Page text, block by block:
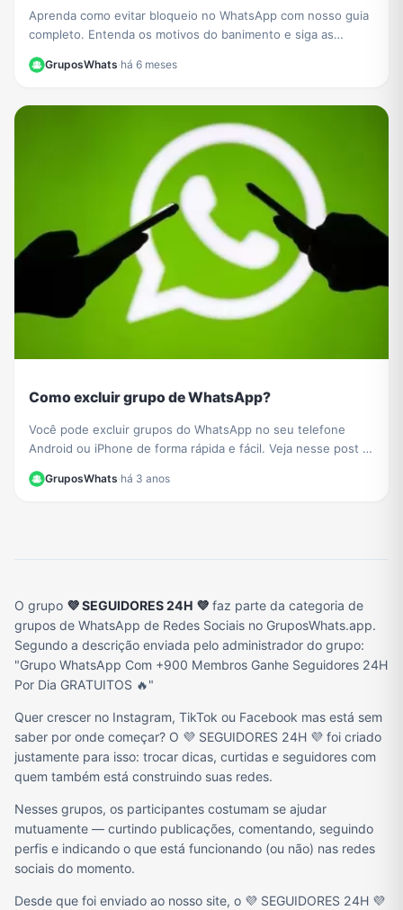
Aprenda como evitar bloqueio no WhatsApp com nosso guia
completo. Entenda os motivos do banimento e siga as
GruposWhats·há 6 meses
Como excluir grupo de WhatsApp?
Você pode excluir grupos do WhatsApp no ​​seu telefone
Android ou iPhone de forma rápida e fácil. Veja nesse post o
GruposWhats·há 3 anos
O grupo 💜 SEGUIDORES 24H 💜 faz parte da categoria de
grupos de WhatsApp de Redes Sociais no GruposWhats.app.
Segundo a descrição enviada pelo administrador do grupo:
"Grupo WhatsApp Com +900 Membros Ganhe Seguidores 24H
Por Dia GRATUITOS 🔥"
Quer crescer no Instagram, TikTok ou Facebook mas está sem
saber por onde começar? O 💜 SEGUIDORES 24H 💜 foi criado
justamente para isso: trocar dicas, curtidas e seguidores com
quem também está construindo suas redes.
Nesses grupos, os participantes costumam se ajudar
mutuamente — curtindo publicações, comentando, seguindo
perfis e indicando o que está funcionando (ou não) nas redes
sociais do momento.
Desde que foi enviado ao nosso site, o 💜 SEGUIDORES 24H 💜